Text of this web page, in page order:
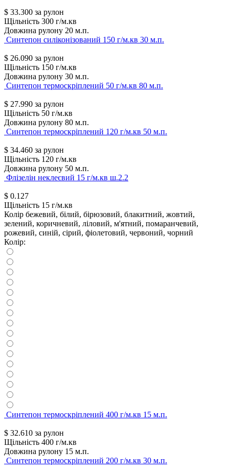
$ 33.300 за рулон
Щільність 300 г/м.кв
Довжина рулону 20 м.п.
Синтепон силіконізований 150 г/м.кв 30 м.п.
$ 26.090 за рулон
Щільність 150 г/м.кв
Довжина рулону 30 м.п.
Синтепон термоскріплений 50 г/м.кв 80 м.п.
$ 27.990 за рулон
Щільність 50 г/м.кв
Довжина рулону 80 м.п.
Синтепон термоскріплений 120 г/м.кв 50 м.п.
$ 34.460 за рулон
Щільність 120 г/м.кв
Довжина рулону 50 м.п.
Флізелін неклеєвий 15 г/м.кв ш.2.2
$ 0.127
Щільність 15 г/м.кв
Колір бежевий, білий, бірюзовий, блакитний, жовтий,
зелений, коричневий, ліловий, м'ятний, помаранчевий,
рожевий, синій, сірий, фіолетовий, червоний, чорний
Колір:
Синтепон термоскріплений 400 г/м.кв 15 м.п.
$ 32.610 за рулон
Щільність 400 г/м.кв
Довжина рулону 15 м.п.
Синтепон термоскріплений 200 г/м.кв 30 м.п.